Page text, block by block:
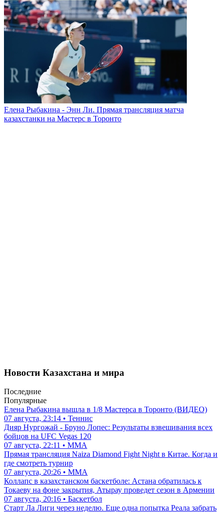
Елена Рыбакина - Энн Ли. Прямая трансляция матча
казахстанки на Мастерс в Торонто
Новости Казахстана и мира
Последние
Популярные
Елена Рыбакина вышла в 1/8 Мастерса в Торонто (ВИДЕО)
07 августа, 23:14 • Теннис
Дияр Нургожай - Бруно Лопес: Результаты взвешивания всех
бойцов на UFC Vegas 120
07 августа, 22:11 • ММА
Прямая трансляция Naiza Diamond Fight Night в Китае. Когда и
где смотреть турнир
07 августа, 20:26 • ММА
Коллапс в казахстанском баскетболе: Астана обратилась к
Токаеву на фоне закрытия, Атырау проведет сезон в Армении
07 августа, 20:16 • Баскетбол
Старт Ла Лиги через неделю. Еще одна попытка Реала забрать